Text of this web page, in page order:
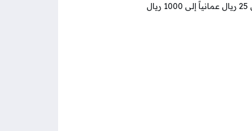
مبلغ التوفير مع الحساب (مع مراعاة أن يكون من مضاعفات العدد 5 أي من 25 ريال عمانياً إلى 1000 ريال